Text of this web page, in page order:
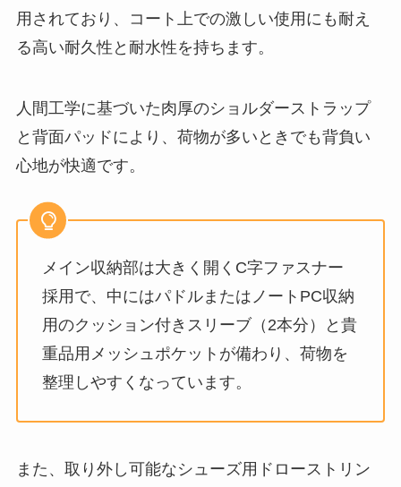
用されており、コート上での激しい使用にも耐え
る高い耐久性と耐水性を持ちます。
人間工学に基づいた肉厚のショルダーストラップ
と背面パッドにより、荷物が多いときでも背負い
心地が快適です。
メイン収納部は大きく開くC字ファスナー
採用で、中にはパドルまたはノートPC収納
用のクッション付きスリーブ（2本分）と貴
重品用メッシュポケットが備わり、荷物を
整理しやすくなっています。
また、取り外し可能なシューズ用ドローストリン